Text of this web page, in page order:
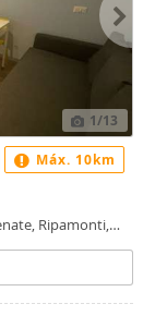
1/13
Ripamonti,
Máx. 10km